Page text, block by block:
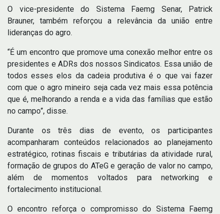
O vice-presidente do Sistema Faemg Senar, Patrick
Brauner, também reforçou a relevância da união entre
lideranças do agro.
“É um encontro que promove uma conexão melhor entre os
presidentes e ADRs dos nossos Sindicatos. Essa união de
todos esses elos da cadeia produtiva é o que vai fazer
com que o agro mineiro seja cada vez mais essa potência
que é, melhorando a renda e a vida das famílias que estão
no campo”, disse.
Durante os três dias de evento, os participantes
acompanharam conteúdos relacionados ao planejamento
estratégico, rotinas fiscais e tributárias da atividade rural,
formação de grupos do ATeG e geração de valor no campo,
além de momentos voltados para networking e
fortalecimento institucional.
O encontro reforça o compromisso do Sistema Faemg